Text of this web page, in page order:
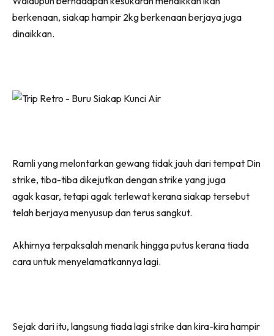
berkenaan, siakap hampir 2kg berkenaan berjaya juga
dinaikkan.
Ramli yang melontarkan gewang tidak jauh dari tempat Din
strike, tiba-tiba dikejutkan dengan strike yang juga
agak kasar, tetapi agak terlewat kerana siakap tersebut
telah berjaya menyusup dan terus sangkut.
Akhirnya terpaksalah menarik hingga putus kerana tiada
cara untuk menyelamatkannya lagi.
Sejak dari itu, langsung tiada lagi strike dan kira-kira hampir